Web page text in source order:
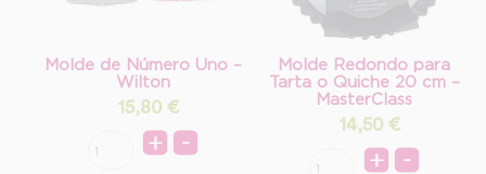
Molde de Número Uno –
Wilton
15,80 €
Molde Redondo para
Tarta o Quiche 20 cm –
MasterClass
14,50 €